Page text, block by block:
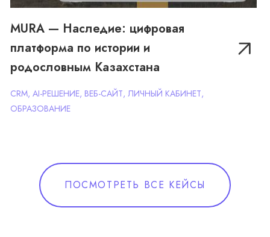
MURA — Наследие: цифровая
платформа по истории и
родословным Казахстана
CRM, AI-РЕШЕНИЕ, ВЕБ-САЙТ, ЛИЧНЫЙ КАБИНЕТ,
ОБРАЗОВАНИЕ
Uniplace24 — цифровая площадка
строительными материалами
ПОСМОТРЕТЬ ВСЕ КЕЙСЫ